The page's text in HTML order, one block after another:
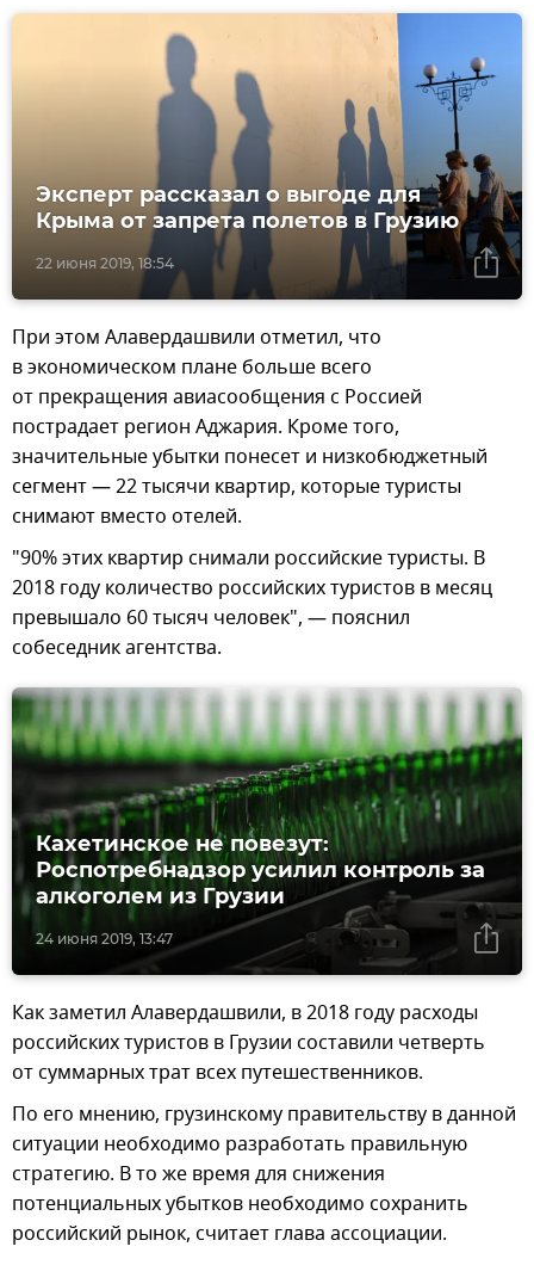
22 июня 2019, 18:54
Эксперт рассказал о выгоде для
Крыма от запрета полетов в Грузию
При этом Алавердашвили отметил, что
в экономическом плане больше всего
от прекращения авиасообщения с Россией
пострадает регион Аджария. Кроме того,
значительные убытки понесет и низкобюджетный
сегмент — 22 тысячи квартир, которые туристы
снимают вместо отелей.
"90% этих квартир снимали российские туристы. В
2018 году количество российских туристов в месяц
превышало 60 тысяч человек", — пояснил
собеседник агентства.
24 июня 2019, 13:47
Кахетинское не повезут:
Роспотребнадзор усилил контроль за
алкоголем из Грузии
Как заметил Алавердашвили, в 2018 году расходы
российских туристов в Грузии составили четверть
от суммарных трат всех путешественников.
По его мнению, грузинскому правительству в данной
ситуации необходимо разработать правильную
стратегию. В то же время для снижения
потенциальных убытков необходимо сохранить
российский рынок, считает глава ассоциации.